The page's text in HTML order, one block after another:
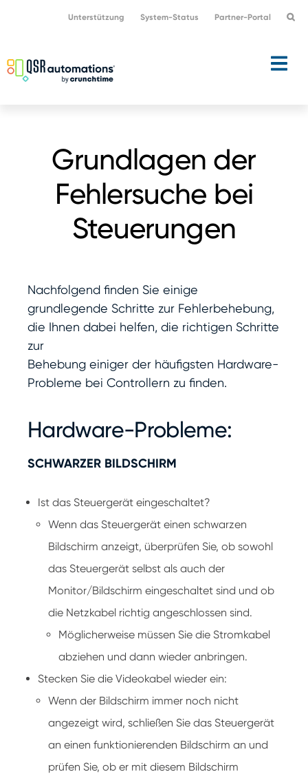
Unterstützung System-Status Partner-Portal
Grundlagen der
Fehlersuche bei
Steuerungen
Nachfolgend finden Sie einige
grundlegende Schritte zur Fehlerbehebung,
die Ihnen dabei helfen, die richtigen Schritte
zur
Behebung einiger der häufigsten Hardware-
Probleme bei Controllern zu finden.
Hardware-Probleme:
SCHWARZER BILDSCHIRM
Ist das Steuergerät eingeschaltet?
Wenn das Steuergerät einen schwarzen
Bildschirm anzeigt, überprüfen Sie, ob sowohl
das Steuergerät selbst als auch der
Monitor/Bildschirm eingeschaltet sind und ob
die Netzkabel richtig angeschlossen sind.
Möglicherweise müssen Sie die Stromkabel
abziehen und dann wieder anbringen.
Stecken Sie die Videokabel wieder ein:
Wenn der Bildschirm immer noch nicht
angezeigt wird, schließen Sie das Steuergerät
an einen funktionierenden Bildschirm an und
prüfen Sie, ob er mit diesem Bildschirm